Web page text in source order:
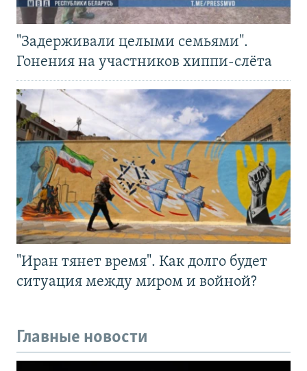
"Задерживали целыми семьями".
Гонения на участников хиппи-слёта
"Иран тянет время". Как долго будет
ситуация между миром и войной?
Главные новости